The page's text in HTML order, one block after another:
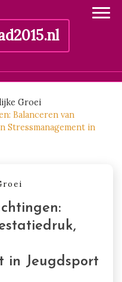
Groei
Balanceren van
Stressmanagement in
in Jeugdsport